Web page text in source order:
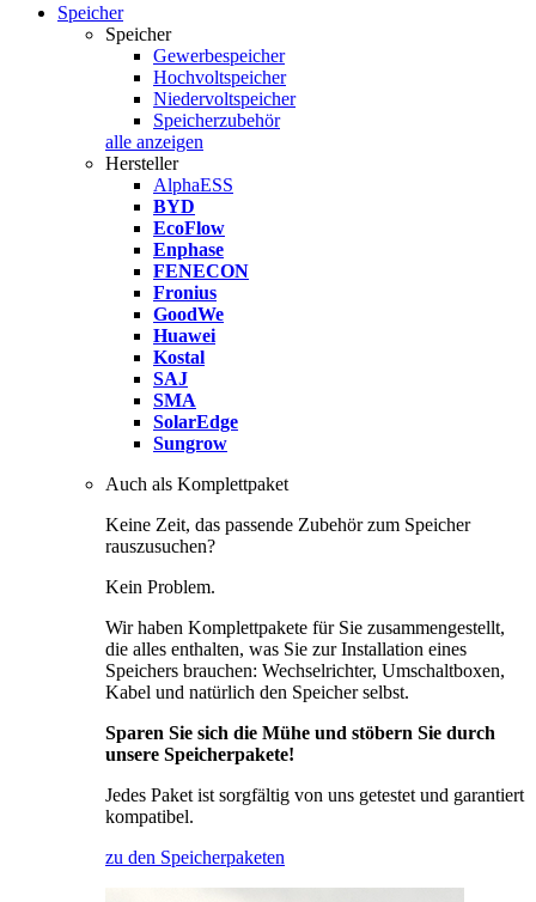
Speicher
Speicher
Gewerbespeicher
Hochvoltspeicher
Niedervoltspeicher
Speicherzubehör
alle anzeigen
Hersteller
AlphaESS
BYD
EcoFlow
Enphase
FENECON
Fronius
GoodWe
Huawei
Kostal
SAJ
SMA
SolarEdge
Sungrow
Auch als Komplettpaket
Keine Zeit, das passende Zubehör zum Speicher
rauszusuchen?
Kein Problem.
Wir haben Komplettpakete für Sie zusammengestellt,
die alles enthalten, was Sie zur Installation eines
Speichers brauchen: Wechselrichter, Umschaltboxen,
Kabel und natürlich den Speicher selbst.
Sparen Sie sich die Mühe und stöbern Sie durch
unsere Speicherpakete!
Jedes Paket ist sorgfältig von uns getestet und garantiert
kompatibel.
zu den Speicherpaketen